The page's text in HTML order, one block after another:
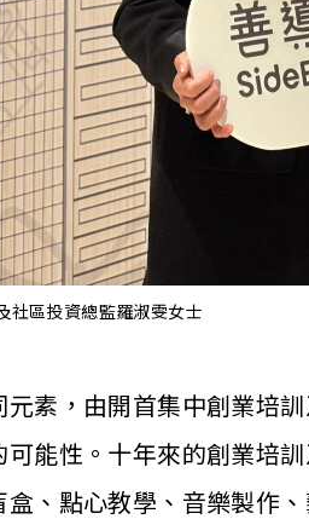
社區投資總監羅淑雯女士
元素 ， 由開首集中創業培
可能性 。 十年來的創業培
、點心教學、音樂製作